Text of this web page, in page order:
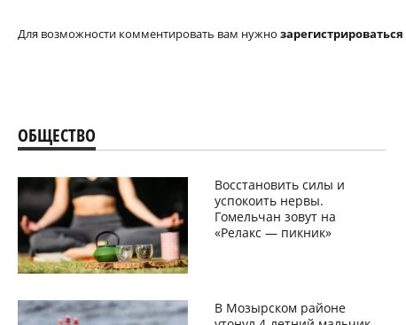
Для возможности комментировать вам нужно зарегистрироваться
ОБЩЕСТВО
Восстановить силы и
успокоить нервы.
Гомельчан зовут на
«Релакс — пикник»
В Мозырском районе